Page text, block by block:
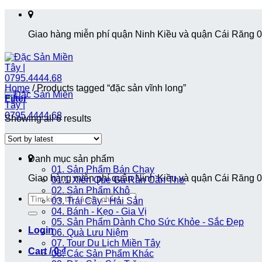
Skip
contentGiao hàng miễn phí quận Ninh Kiều và quận Cái Răng
Giao hàng miễn phí quận Ninh Kiều và quận Cái Răng
Search
for:
Login
Cart /0₫
Home /Products tagged “đặc sản vĩnh long”
Filter
Showing all 6 results
Danh mục sản phẩm
01. Sản Phẩm Bán Chạy
01.1 Xiên Que Gà Rán Cần Thơ
02. Sản Phẩm Khô
03. Trái Cây - Hải Sản
04. Bánh - Kẹo - Gia Vị
05. Sản Phẩm Dành Cho Sức Khỏe - Sắc Đẹp
06. Quà Lưu Niệm
07. Tour Du Lịch Miền Tây
08. Các Sản Phẩm Khác